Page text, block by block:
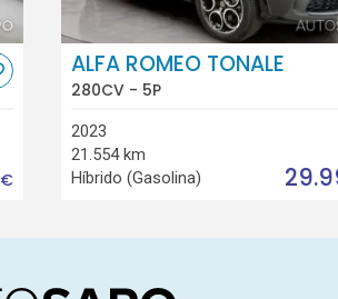
€
ALFA ROMEO TONALE
280CV - 5P
2023
21.554 km
Híbrido (Gasolina)